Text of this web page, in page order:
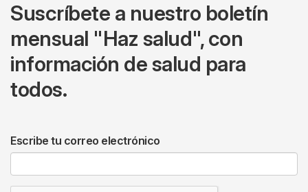
Suscríbete a nuestro boletín
mensual "Haz salud", con
información de salud para
todos.
Escribe tu correo electrónico